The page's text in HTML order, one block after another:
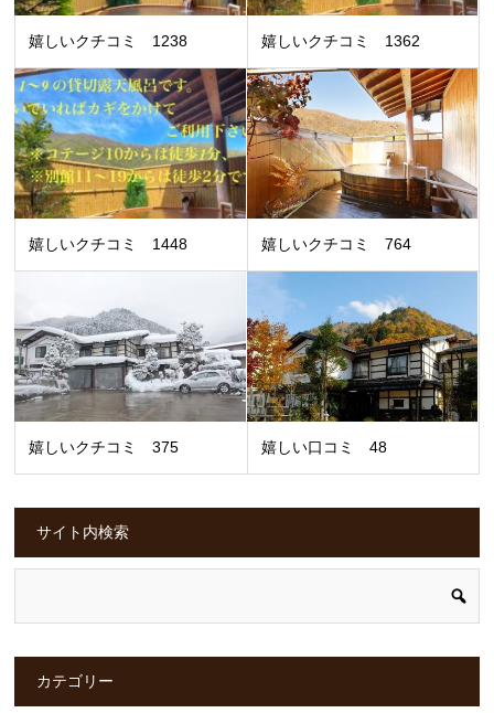
嬉しいクチコミ 1238 嬉しいクチコミ 1362
嬉しいクチコミ 1448 嬉しいクチコミ 764
嬉しいクチコミ 375 嬉しい口コミ 48
サイト内検索
カテゴリー